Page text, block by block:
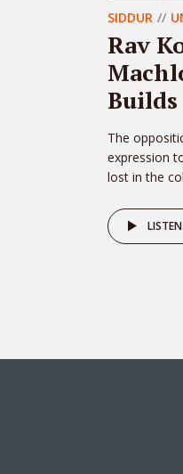
SIDDUR
Rav
The
expression
lost in the